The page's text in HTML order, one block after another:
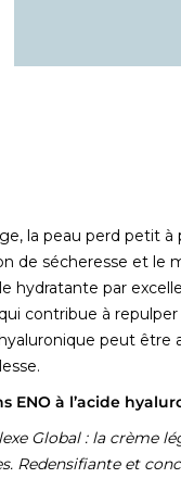
la peau perd petit
de sécheresse et le
hydratante par
contribue à
hyaluronique peut
ENO à l’acide
Global : la crème
Redensifiante et